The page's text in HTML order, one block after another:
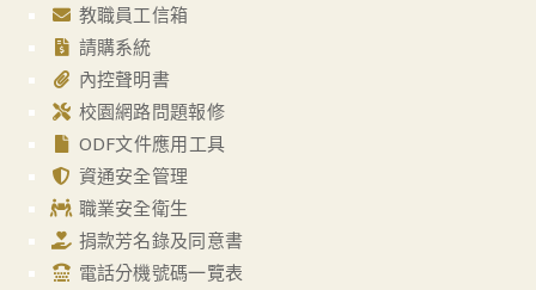
教職員工信箱
請購系統
內控聲明書
校園網路問題報修
ODF文件應用工具
資通安全管理
職業安全衛生
捐款芳名錄及同意書
電話分機號碼一覽表